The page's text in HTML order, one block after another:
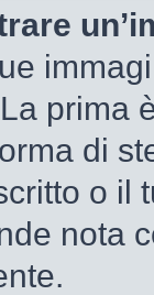
prima
di
o il
nota